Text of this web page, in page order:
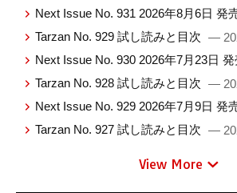
Next Issue No. 931 2026年8月6日 発
Tarzan No. 929 試し読みと目次 —
Next Issue No. 930 2026年7月23日 発
Tarzan No. 928 試し読みと目次 —
Next Issue No. 929 2026年7月9日 発
Tarzan No. 927 試し読みと目次 —
View More